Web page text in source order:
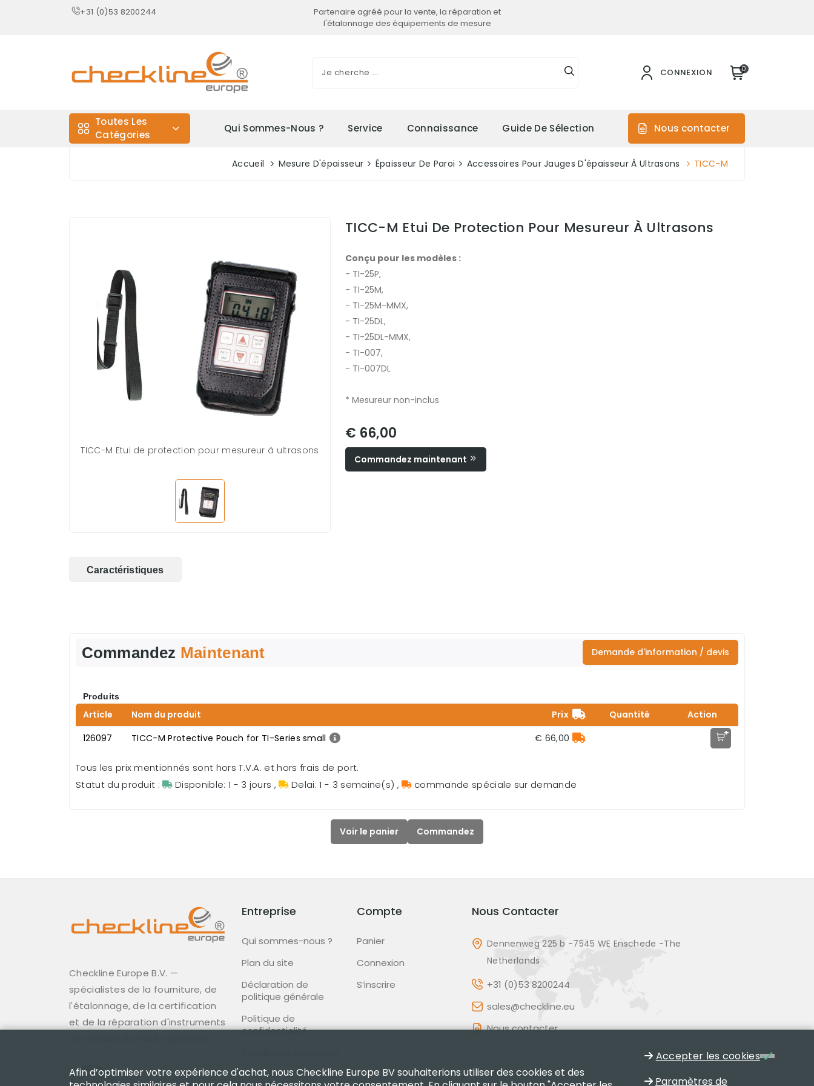
+31 (0)53 8200244
Partenaire agréé pour la vente, la réparation et
l'étalonnage des équipements de mesure
CONNEXION 0
Toutes Les
Catégories
Qui Sommes-Nous ? Service Connaissance Guide De Sélection Nous contacter
Accueil Mesure D'épaisseur Épaisseur De Paroi Accessoires Pour Jauges D'épaisseur À Ultrasons TICC-M
TICC-M Etui de protection pour mesureur à ultrasons
TICC-M Etui De Protection Pour Mesureur À Ultrasons
Conçu pour les modèles :
- TI-25P,
- TI-25M,
- TI-25M-MMX,
- TI-25DL,
- TI-25DL-MMX,
- TI-007,
- TI-007DL
* Mesureur non-inclus
€ 66,00
Commandez maintenant
Caractéristiques
Commandez Maintenant Demande d'information / devis
Produits
Article Nom du produit Prix Quantité
Action
126097
TICC-M Protective Pouch for TI-Series small € 66,00 +
Tous les prix mentionnés sont hors T.V.A. et hors frais de port.
Statut du produit :
Disponible: 1 - 3 jours , Delai: 1 - 3 semaine(s) , commande spéciale sur demande
Voir le panier Commandez
Checkline Europe B.V. —
spécialistes de la fourniture, de
l'étalonnage, de la certification
et de la réparation d'instruments
Entreprise
Qui sommes-nous ?
Plan du site
Déclaration de
politique générale
Politique de
confidentialité
Politique de Retour
Compte
Panier
Connexion
S’inscrire
Nous Contacter
Dennenweg 225 b -7545 WE Enschede -The
Netherlands
+31 (0)53 8200244
sales@checkline.eu
Nous contacter
Afin d’optimiser votre expérience d'achat, nous Checkline Europe BV souhaiterions utiliser des cookies et des
Accepter les cookies
Paramètres de